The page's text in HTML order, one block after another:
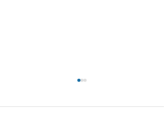
Para acessar o Feedback